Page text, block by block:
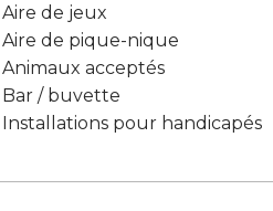
Aire de jeux
Aire de pique-nique
Animaux acceptés
Bar / buvette
Installations pour handicapés